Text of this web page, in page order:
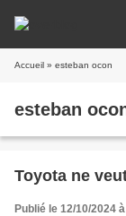
Accueil » esteban ocon
esteban
Toyota ne
Publié le 12/10/2024